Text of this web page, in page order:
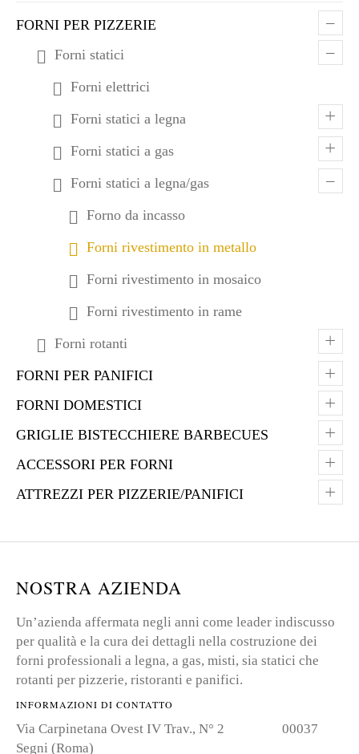
–
FORNI PER PIZZERIE
–
Forni statici
Forni elettrici
+
Forni statici a legna
+
Forni statici a gas
–
Forni statici a legna/gas
Forno da incasso
Forni rivestimento in metallo
Forni rivestimento in mosaico
Forni rivestimento in rame
+
Forni rotanti
+
FORNI PER PANIFICI
+
FORNI DOMESTICI
+
GRIGLIE BISTECCHIERE BARBECUES
+
ACCESSORI PER FORNI
+
ATTREZZI PER PIZZERIE/PANIFICI
NOSTRA AZIENDA
Un’azienda affermata negli anni come leader indiscusso
per qualità e la cura dei dettagli nella costruzione dei
forni professionali a legna, a gas, misti, sia statici che
rotanti per pizzerie, ristoranti e panifici.
INFORMAZIONI DI CONTATTO
Via Carpinetana Ovest IV Trav., N° 2 00037
Segni (Roma)